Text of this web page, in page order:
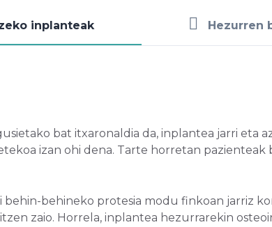
inplanteak Hezurren
bat itxaronaldia da, inplantea jarri eta
izan ohi dena. Tarte horretan
behin-behineko protesia modu finkoan jarriz
zaio. Horrela, inplantea hezurrarekin